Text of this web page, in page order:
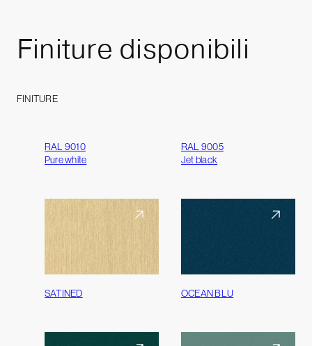
Finiture disponibili
FINITURE
RAL 9010
Pure white
RAL 9005
Jet black
SATINED OCEAN BLU